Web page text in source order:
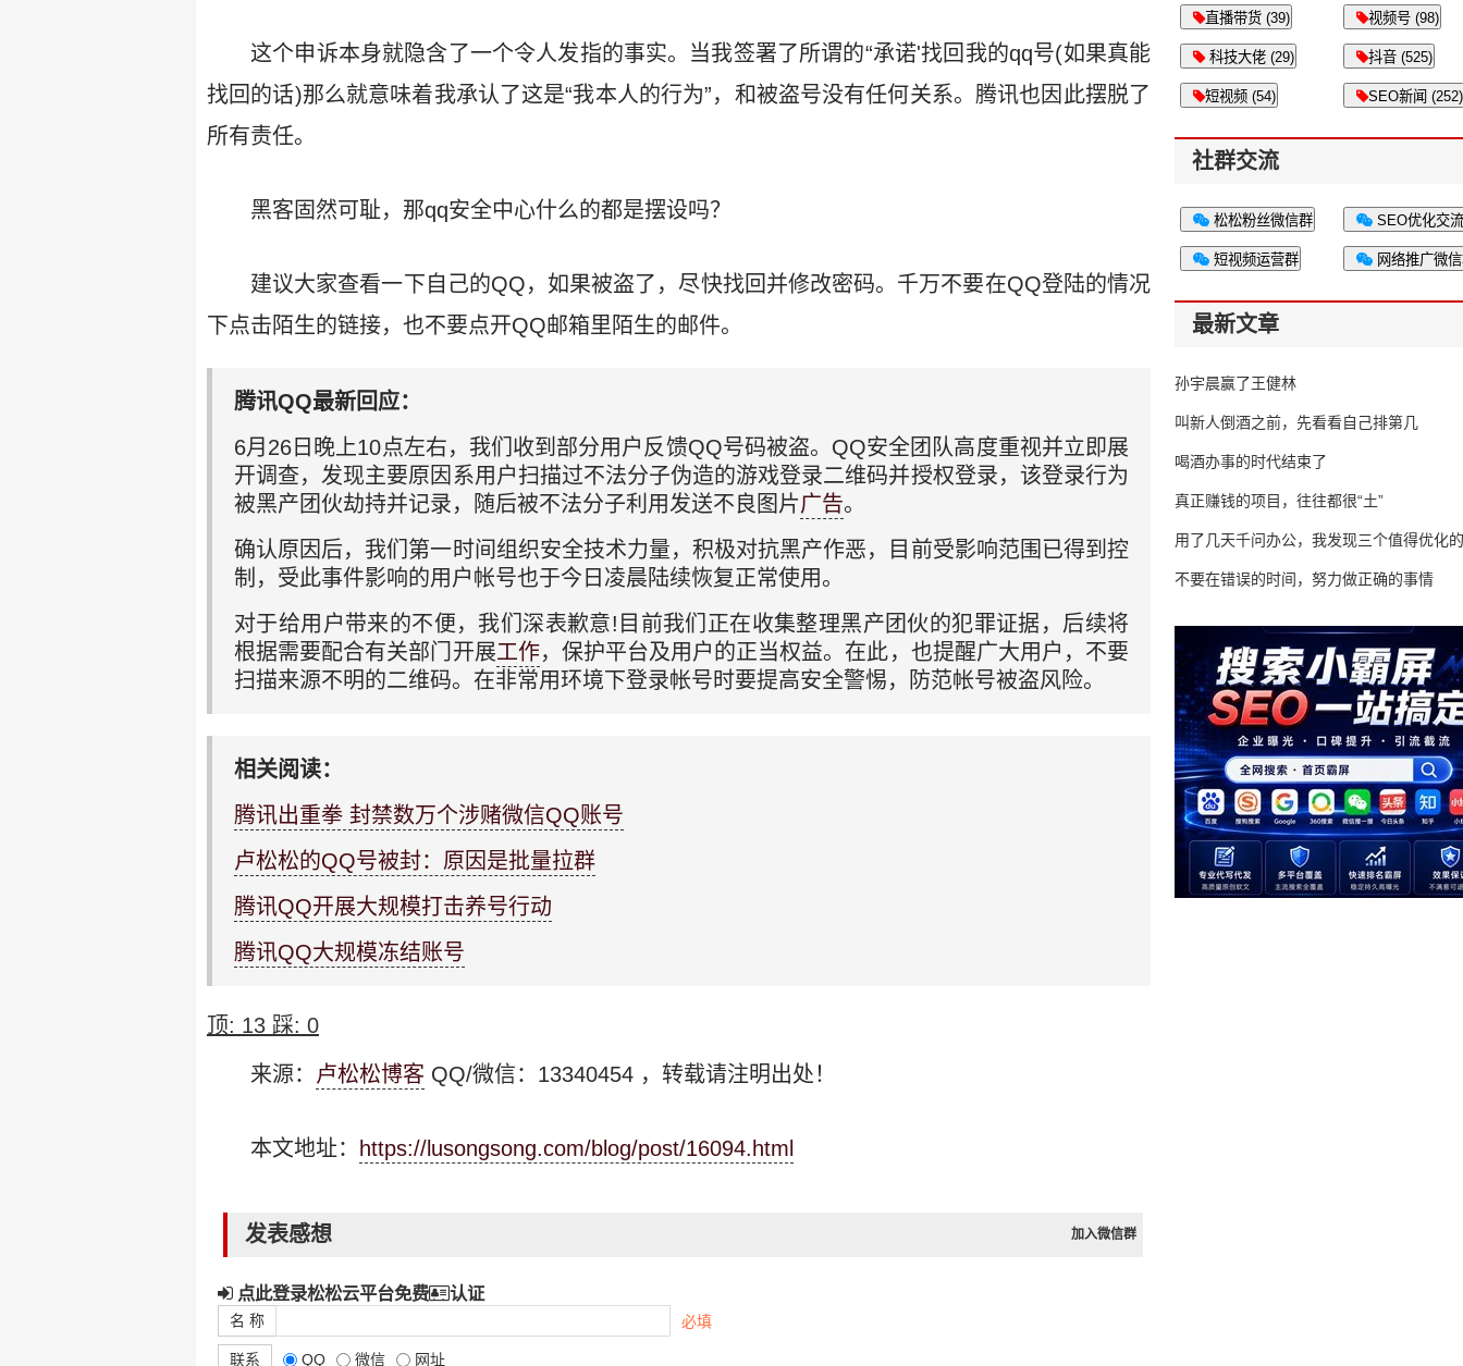
这个申诉本身就隐含了一个令人发指的事实。当我签署了所谓的“承诺'找回我的qq号(如果真能
找回的话)那么就意味着我承认了这是“我本人的行为”，和被盗号没有任何关系。腾讯也因此摆脱了
所有责任。
黑客固然可耻，那qq安全中心什么的都是摆设吗？
建议大家查看一下自己的QQ，如果被盗了，尽快找回并修改密码。千万不要在QQ登陆的情况
下点击陌生的链接，也不要点开QQ邮箱里陌生的邮件。
腾讯QQ最新回应：
6月26日晚上10点左右，我们收到部分用户反馈QQ号码被盗。QQ安全团队高度重视并立即展
开调查，发现主要原因系用户扫描过不法分子伪造的游戏登录二维码并授权登录，该登录行为
被黑产团伙劫持并记录，随后被不法分子利用发送不良图片广告。
确认原因后，我们第一时间组织安全技术力量，积极对抗黑产作恶，目前受影响范围已得到控
制，受此事件影响的用户帐号也于今日凌晨陆续恢复正常使用。
对于给用户带来的不便，我们深表歉意!目前我们正在收集整理黑产团伙的犯罪证据，后续将
根据需要配合有关部门开展工作，保护平台及用户的正当权益。在此，也提醒广大用户，不要
扫描来源不明的二维码。在非常用环境下登录帐号时要提高安全警惕，防范帐号被盗风险。
相关阅读：
腾讯出重拳 封禁数万个涉赌微信QQ账号
卢松松的QQ号被封：原因是批量拉群
腾讯QQ开展大规模打击养号行动
腾讯QQ大规模冻结账号
顶: 13 踩: 0
来源： 卢松松博客 QQ/微信：13340454 ，转载请注明出处！
本文地址： https://lusongsong.com/blog/post/16094.html
发表感想 加入微信群
点此登录松松云平台免费 认证
名 称 必填
联系 QQ 微信 网址
直播带货 (39) 视频号 (98)
科技大佬 (29) 抖音 (525)
短视频 (54) SEO新闻 (252)
社群交流
松松粉丝微信群 SEO优化交
短视频运营群 网络推广微
最新文章
孙宇晨赢了王健林
叫新人倒酒之前，先看看自己排第几
喝酒办事的时代结束了
真正赚钱的项目，往往都很“土”
用了几天千问办公，我发现三个值得优化
不要在错误的时间，努力做正确的事情